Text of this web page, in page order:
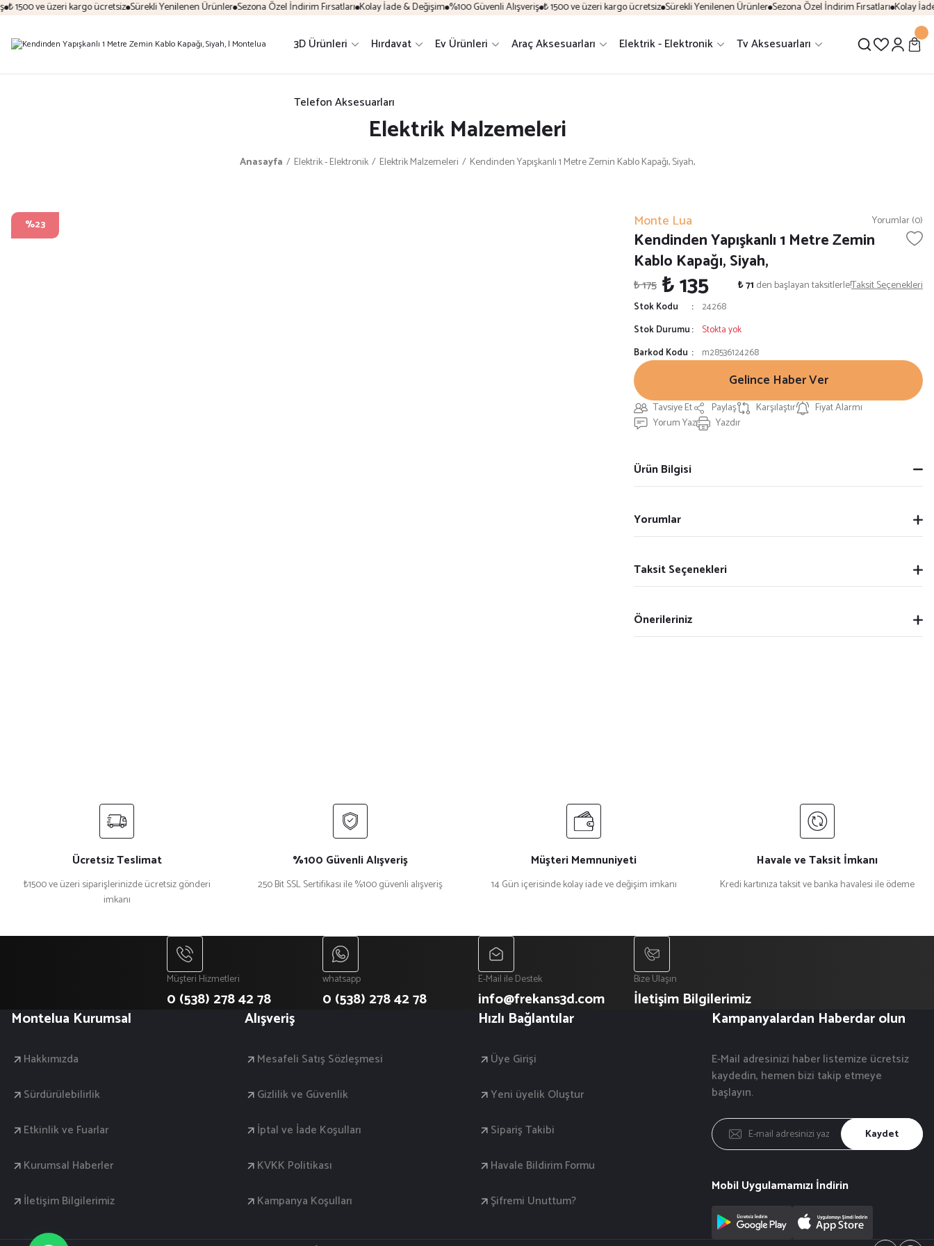
1500 ve üzeri kargo ücretsiz Sürekli Yenilenen Ürünler Sezona Özel İndirim Fırsatları Kolay İade & Değişim %100 Güvenli Alışveriş ₺ 1500 ve üzeri kargo ücretsiz Sürekli Yenilenen Ürünler Sezona Özel İndirim Fırsatları Kolay İade
3D Ürünleri Hırdavat Ev Ürünleri Araç Aksesuarları Elektrik - Elektronik Tv Aksesuarları
Telefon Aksesuarları
Elektrik Malzemeleri
Anasayfa Elektrik - Elektronik Elektrik Malzemeleri Kendinden Yapışkanlı 1 Metre Zemin Kablo Kapağı, Siyah,
%23 Monte Lua Yorumlar (0)
Kendinden Yapışkanlı 1 Metre Zemin
Kablo Kapağı, Siyah,
₺ 175 ₺ 135 ₺ 71 den başlayan taksitlerle!Taksit Seçenekleri
Stok Kodu
24268
Stok Durumu
Stokta yok
Barkod Kodu
m28536124268
Gelince Haber Ver
Tavsiye Et Paylaş Karşılaştır
Fiyat Alarmı
Yorum Yaz
Yazdır
Ürün Bilgisi
Yorumlar
Taksit Seçenekleri
Önerileriniz
Ücretsiz Teslimat
₺1500 ve üzeri siparişlerinizde ücretsiz gönderi
imkanı
%100 Güvenli Alışveriş
250 Bit SSL Sertifikası ile %100 güvenli alışveriş
Müşteri Memnuniyeti
14 Gün içerisinde kolay iade ve değişim imkanı
Havale ve Taksit İmkanı
Kredi kartınıza taksit ve banka havalesi ile ödeme
Müşteri Hizmetleri
0 (538) 278 42 78
whatsapp
0 (538) 278 42 78
E-Mail ile Destek
info@frekans3d.com
Bize Ulaşın
İletişim Bilgilerimiz
Montelua Kurumsal
Hakkımızda
Sürdürülebilirlik
Etkinlik ve Fuarlar
Kurumsal Haberler
İletişim Bilgilerimiz
Alışveriş
Mesafeli Satış Sözleşmesi
Gizlilik ve Güvenlik
İptal ve İade Koşulları
KVKK Politikası
Kampanya Koşulları
Hızlı Bağlantılar
Üye Girişi
Yeni üyelik Oluştur
Sipariş Takibi
Havale Bildirim Formu
Şifremi Unuttum?
Kampanyalardan Haberdar olun
E-Mail adresinizi haber listemize ücretsiz
kaydedin, hemen bizi takip etmeye
başlayın.
Kaydet
Mobil Uygulamamızı İndirin